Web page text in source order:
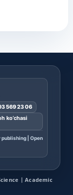
569 23 06
ko’chasi
| Open